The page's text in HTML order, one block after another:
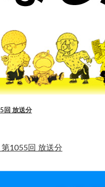
回 放送分
1055回 放送分